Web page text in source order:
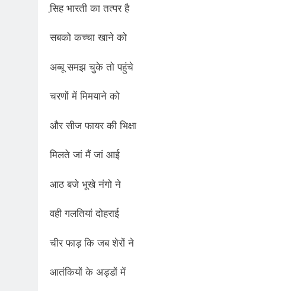
सि़ह भारती का तत्पर है
सबको कच्चा खाने को
अब्बू समझ चुके तो पहुंचे
चरणों में मिमयाने को
और सीज फायर की भिक्षा
मिलते जां मैं जां आई
आठ बजे भूखे नंगो ने
वही गलतियां दोहराई
चीर फाड़ कि जब शेरों ने
आतंकियों के अड्डों में